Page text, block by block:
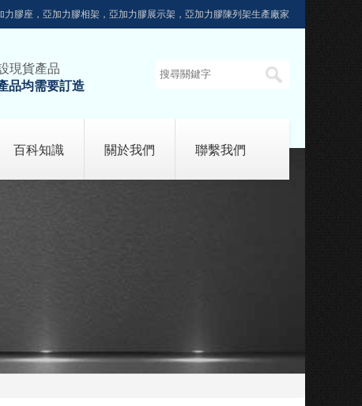
膠座，亞加力膠相架，亞加力膠展示架，亞加力膠陳列架生產廠家
現貨產品
品均需要訂造
百科知識 關於我們 聯繫我們